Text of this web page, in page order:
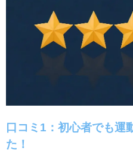
口コミ1：初心者でも運
た！